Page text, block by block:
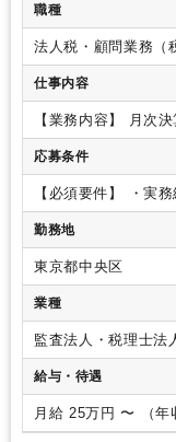
職種
法人税・顧問業務（
仕事内容
【業務内容】
月次
定申告に至る業務が
事業承継、相続税の
イアントの業種はIT
者の企業が多く、ク
効率化を積極的に進
業的な業務はあまり
ルティング」や「資
ング業務が中心とな
業務に注力しており
たら、企画から業務
ていきたいと思いま
業務 ・税務相談 ・
どございません。
応募条件
【必須要件】 ・実
勤務地
東京都中央区
業種
監査法人・税理士法
所）
給与・待遇